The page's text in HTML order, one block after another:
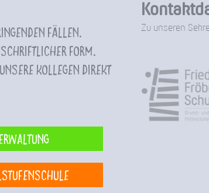
Fällen.
schriftlicher Form.
Kollegen direkt
Zu unseren